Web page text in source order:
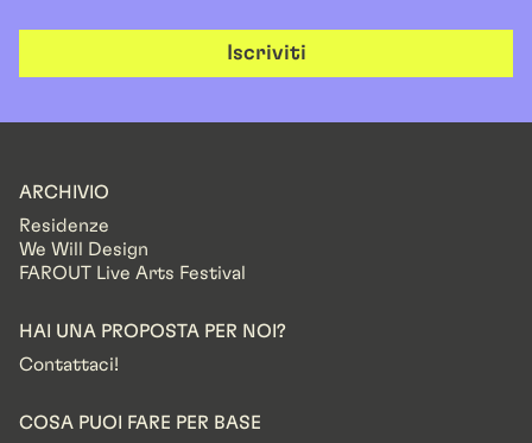
Iscriviti
ARCHIVIO
Residenze
We Will Design
FAROUT Live Arts Festival
HAI UNA PROPOSTA PER NOI?
Contattaci!
COSA PUOI FARE PER BASE